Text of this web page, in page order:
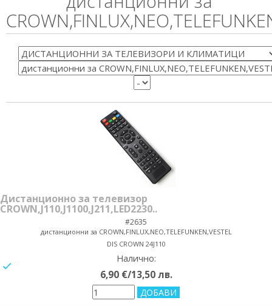
Дистанционно за телевизор
CROWN,J110,J1100,J211,LED2230..
#2635
дистанционни за CROWN,FINLUX,NEO,TELEFUNKEN,VESTEL
DIS CROWN 24J110
Налично:
6,90 €/13,50 лв.